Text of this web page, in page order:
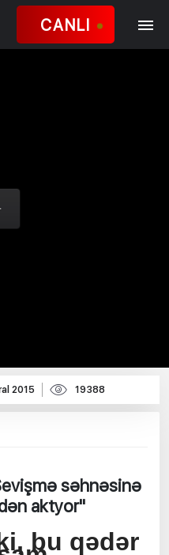
CANLI
2015 19388
səhnəsinə
aktyor"
bu qədər